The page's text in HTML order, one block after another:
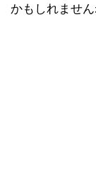
かもしれません